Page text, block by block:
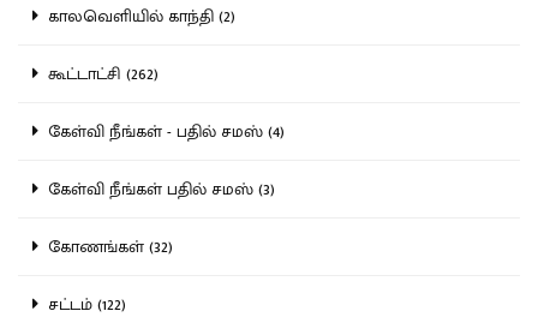
காலவெளியில் காந்தி (2)
கூட்டாட்சி (262)
கேள்வி நீங்கள் - பதில் சமஸ் (4)
கேள்வி நீங்கள் பதில் சமஸ் (3)
கோணங்கள் (32)
சட்டம் (122)